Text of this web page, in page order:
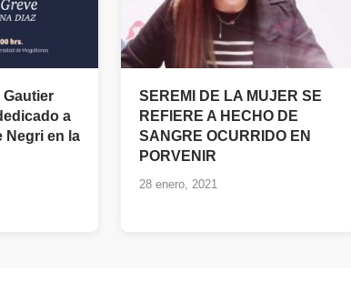
Gautier
a
Negri en la
SEREMI DE LA MUJER SE
REFIERE A HECHO DE
SANGRE OCURRIDO EN
PORVENIR
28 enero, 2021